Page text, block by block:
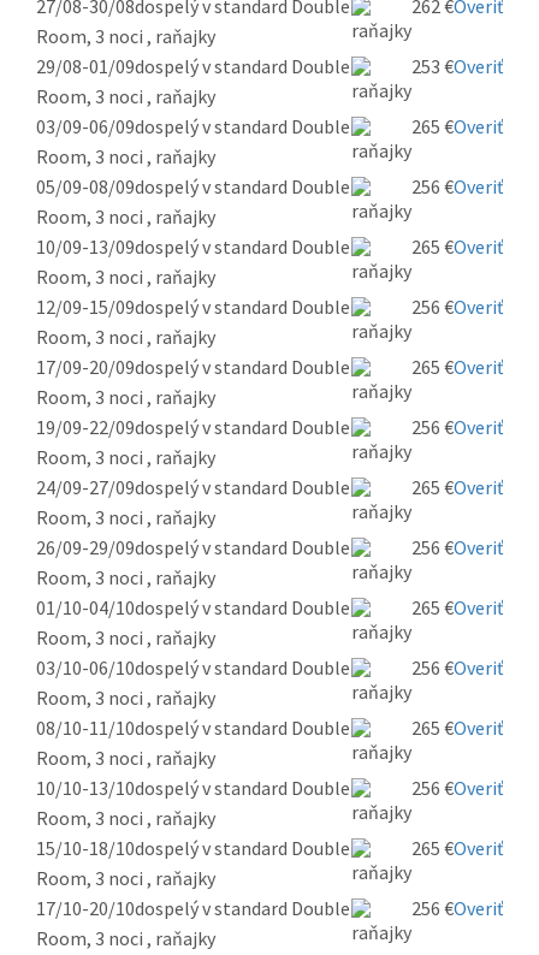
27/08-30/08dospelý v standard Double
Room, 3 noci , raňajky
262 €Overiť
29/08-01/09dospelý v standard Double
Room, 3 noci , raňajky
253 €Overiť
03/09-06/09dospelý v standard Double
Room, 3 noci , raňajky
265 €Overiť
05/09-08/09dospelý v standard Double
Room, 3 noci , raňajky
256 €Overiť
10/09-13/09dospelý v standard Double
Room, 3 noci , raňajky
265 €Overiť
12/09-15/09dospelý v standard Double
Room, 3 noci , raňajky
256 €Overiť
17/09-20/09dospelý v standard Double
Room, 3 noci , raňajky
265 €Overiť
19/09-22/09dospelý v standard Double
Room, 3 noci , raňajky
256 €Overiť
24/09-27/09dospelý v standard Double
Room, 3 noci , raňajky
265 €Overiť
26/09-29/09dospelý v standard Double
Room, 3 noci , raňajky
256 €Overiť
01/10-04/10dospelý v standard Double
Room, 3 noci , raňajky
265 €Overiť
03/10-06/10dospelý v standard Double
Room, 3 noci , raňajky
256 €Overiť
08/10-11/10dospelý v standard Double
Room, 3 noci , raňajky
265 €Overiť
10/10-13/10dospelý v standard Double
Room, 3 noci , raňajky
256 €Overiť
15/10-18/10dospelý v standard Double
Room, 3 noci , raňajky
265 €Overiť
17/10-20/10dospelý v standard Double
Room, 3 noci , raňajky
256 €Overiť